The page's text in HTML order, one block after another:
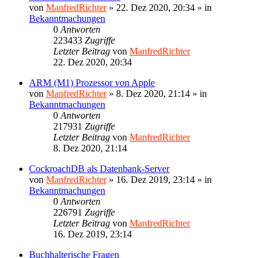
von ManfredRichter» 22. Dez 2020, 20:34 » in
Bekanntmachungen
0 Antworten
223433 Zugriffe
Letzter Beitrag von ManfredRichter
22. Dez 2020, 20:34
ARM (M1) Prozessor von Apple
von ManfredRichter» 8. Dez 2020, 21:14 » in
Bekanntmachungen
0 Antworten
217931 Zugriffe
Letzter Beitrag von ManfredRichter
8. Dez 2020, 21:14
CockroachDB als Datenbank-Server
von ManfredRichter» 16. Dez 2019, 23:14 » in
Bekanntmachungen
0 Antworten
226791 Zugriffe
Letzter Beitrag von ManfredRichter
16. Dez 2019, 23:14
Buchhalterische Fragen